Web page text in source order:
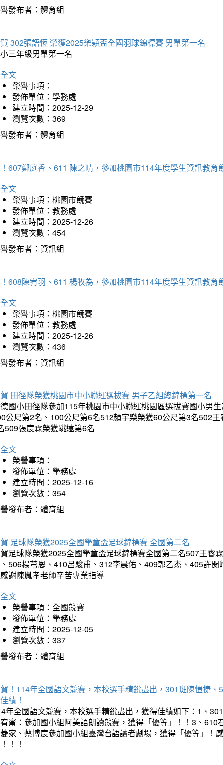
發布者：體育組
302張語恆 榮獲2025樂穎盃全國羽球錦標賽 男單第一名
三年級男單第一名
文
榮譽事項：
發佈單位：學務處
建立時間：2025-12-29
瀏覽次數：369
發布者：體育組
607鄭庭香、611 陳之晴，參加桃園市114年度學生資訊教育
文
榮譽事項：桃園市競賽
發佈單位：教務處
建立時間：2025-12-26
瀏覽次數：454
發布者：資訊組
608陳宥羽、611 楊牧為，參加桃園市114年度學生資訊教育
文
榮譽事項：桃園市競賽
發佈單位：教務處
建立時間：2025-12-26
瀏覽次數：436
發布者：資訊組
田徑隊榮獲桃園市中小聯運選拔賽 男子乙組總錦標第一名
國小田徑隊參加115年桃園市中小聯運桃園區選拔賽國小男
公尺第2名、100公尺第6名512顏宇樂榮獲60公尺第3名502
509張宸霖榮獲跳遠第6名
文
榮譽事項：
發佈單位：學務處
建立時間：2025-12-16
瀏覽次數：354
發布者：體育組
足球隊榮獲2025全國學童盃足球錦標賽 全國第二名
足球隊榮獲2025全國學童盃足球錦標賽全國第二名507王睿
506楊芎恩、410呂駿甫、312李晨佑、409郭乙杰、405許
謝陳胤孝老師辛苦專業指導
文
榮譽事項：全國競賽
發佈單位：學務處
建立時間：2025-12-05
瀏覽次數：337
發布者：體育組
！114年全國語文競賽，本校選手精銳盡出，301班陳愷捷
績！
年全國語文競賽，本校選手精銳盡出，獲得佳績如下：1、
甯：參加國小組阿美語朗讀競賽，獲得「優等」！！3、
家、蔡博宸參加國小組臺灣台語讀者劇場，獲得「優等」！
！！